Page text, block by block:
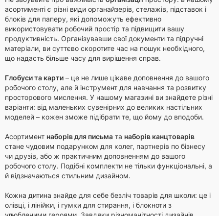
асортименті є різні види органайзерів, стелажів, підставок і
блоків для паперу, які допоможуть ефективно
використовувати робочий простір та підвищити вашу
продуктивність. Організувавши свої документи та підручні
матеріали, ви суттєво скоротите час на пошук необхідного,
що надасть більше часу для вирішення справ.
Глобуси та карти – це не лише цікаве доповнення до вашого
робочого столу, але й інструмент для навчання та розвитку
просторового мислення. У нашому магазині ви знайдете різні
варіанти: від маленьких сувенірних до великих настільних
моделей – кожен зможе підібрати те, що йому до вподоби.
Асортимент наборів для письма та наборів канцтоварів
стане чудовим подарунком для колег, партнерів по бізнесу
чи друзів, або ж практичним доповненням до вашого
робочого столу. Подібні комплекти не тільки функціональні, а
й відзначаються стильним дизайном.
Кожна дитина знайде для себе безліч товарів для школи: це і
олівці, і лінійки, і гумки для стирання, і блокноти з